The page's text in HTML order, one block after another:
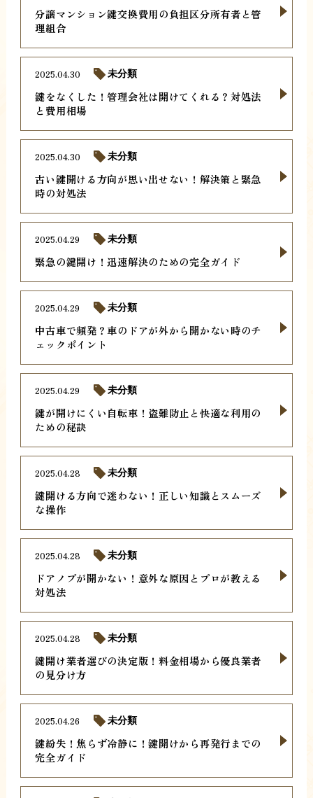
分譲マンション鍵交換費用の負担区分所有者と管
理組合
鍵をなくした！管理会社は開けてくれる？対処法
と費用相場
2025.04.30 未分類
古い鍵開ける方向が思い出せない！解決策と緊急
時の対処法
2025.04.30 未分類
緊急の鍵開け！迅速解決のための完全ガイド
2025.04.29 未分類
中古車で頻発？車のドアが外から開かない時のチ
ェックポイント
2025.04.29 未分類
鍵が開けにくい自転車！盗難防止と快適な利用の
ための秘訣
2025.04.29 未分類
鍵開ける方向で迷わない！正しい知識とスムーズ
な操作
2025.04.28 未分類
ドアノブが開かない！意外な原因とプロが教える
対処法
2025.04.28 未分類
鍵開け業者選びの決定版！料金相場から優良業者
の見分け方
2025.04.28 未分類
鍵紛失！焦らず冷静に！鍵開けから再発行までの
完全ガイド
2025.04.26 未分類